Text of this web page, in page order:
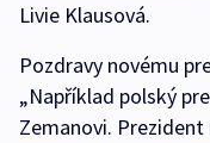
Livie Klausová.
Pozdravy novému
„Například polský
Zemanovi.